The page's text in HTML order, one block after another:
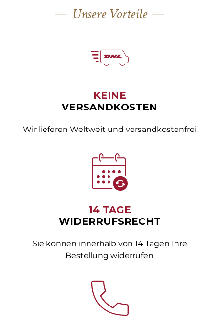
Unsere Vorteile
KEINE
VERSANDKOSTEN
Wir lieferen Weltweit und versandkostenfrei
14 TAGE
WIDERRUFSRECHT
Sie können innerhalb von 14 Tagen Ihre
Bestellung widerrufen